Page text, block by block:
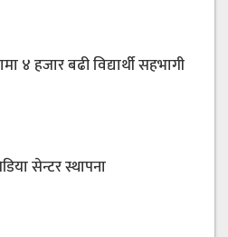
४ हजार बढी विद्यार्थी सहभागी
सेन्टर स्थापना